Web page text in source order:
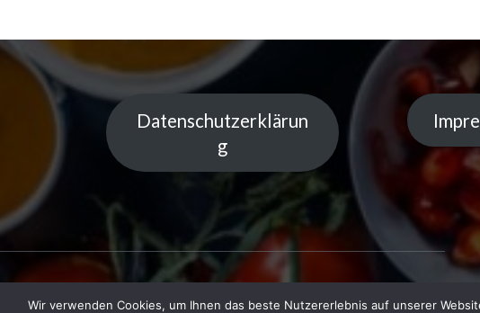
Datenschutzerklärun
g
Wir verwenden Cookies, um Ihnen das beste Nutzererlebnis auf unserer